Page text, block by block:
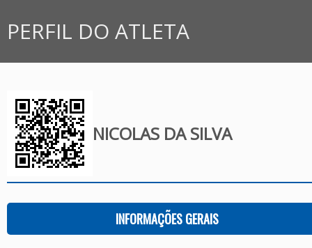
PERFIL DO ATLETA
NICOLAS DA SILVA
INFORMAÇÕES GERAIS